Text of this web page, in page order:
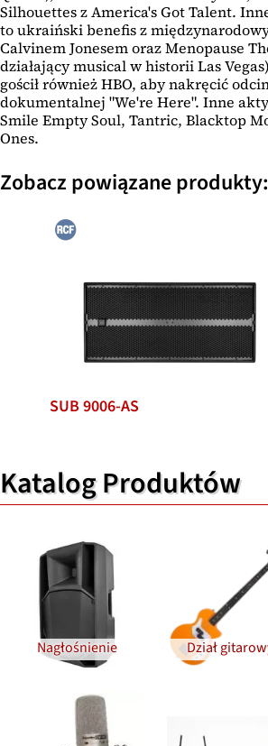
Silhouettes z America's Got Talent.
to ukraiński benefis z
Calvinem Jonesem oraz Menopause
działający musical w historii Las
gościł również HBO, aby nakręcić
dokumentalnej "We're Here". Inne
Smile Empty Soul, Tantric, Blacktop
Ones.
Zobacz powiązane produkty:
SUB 9006-AS
Katalog Produktów
Nagłośnienie Dział